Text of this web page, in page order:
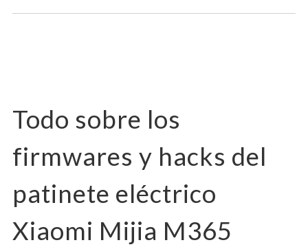
Todo sobre los
firmwares y hacks del
patinete eléctrico
Xiaomi Mijia M365